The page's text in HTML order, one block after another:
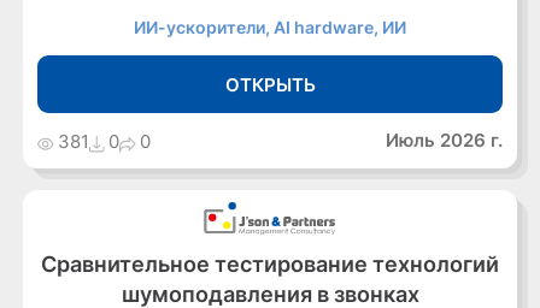
ИИ-ускорители, AI hardware, ИИ
ОТКРЫТЬ
381 0 0 Июль 2026 г.
Сравнительное тестирование технологий
шумоподавления в звонках